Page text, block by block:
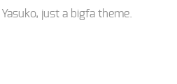
Yasuko, just a bigfa theme.